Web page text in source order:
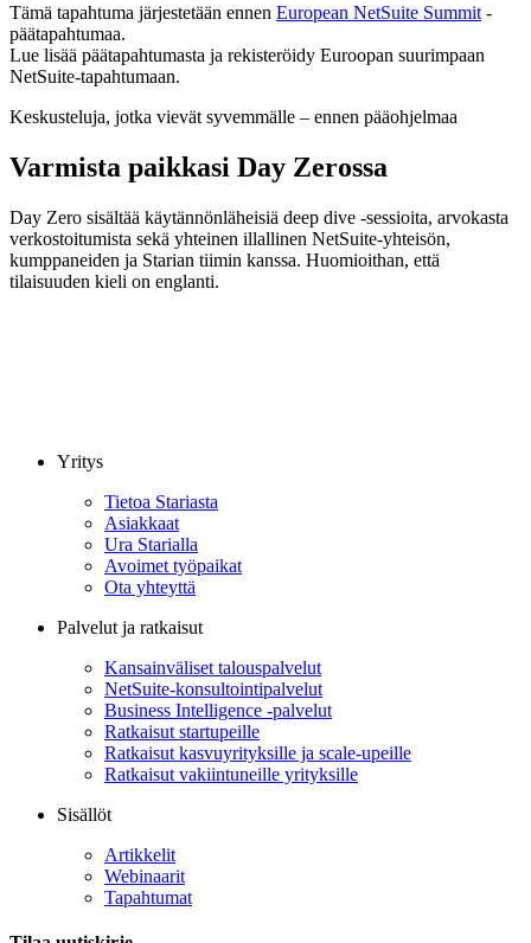
Tämä tapahtuma järjestetään ennen European NetSuite Summit -
päätapahtumaa.
Lue lisää päätapahtumasta ja rekisteröidy Euroopan suurimpaan
NetSuite-tapahtumaan.
Keskusteluja, jotka vievät syvemmälle – ennen pääohjelmaa
Varmista paikkasi Day Zerossa
Day Zero sisältää käytännönläheisiä deep dive -sessioita, arvokasta
verkostoitumista sekä yhteinen illallinen NetSuite-yhteisön,
kumppaneiden ja Starian tiimin kanssa. Huomioithan, että
tilaisuuden kieli on englanti.
Yritys
Tietoa Stariasta
Asiakkaat
Ura Starialla
Avoimet työpaikat
Ota yhteyttä
Palvelut ja ratkaisut
Kansainväliset talouspalvelut
NetSuite-konsultointipalvelut
Business Intelligence -palvelut
Ratkaisut startupeille
Ratkaisut kasvuyrityksille ja scale-upeille
Ratkaisut vakiintuneille yrityksille
Sisällöt
Artikkelit
Webinaarit
Tapahtumat